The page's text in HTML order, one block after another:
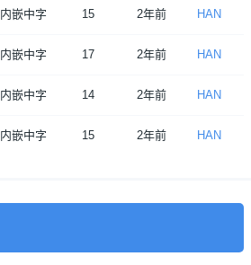
内嵌中字 15 2年前 HAN
内嵌中字 17 2年前 HAN
内嵌中字 14 2年前 HAN
内嵌中字 15 2年前 HAN